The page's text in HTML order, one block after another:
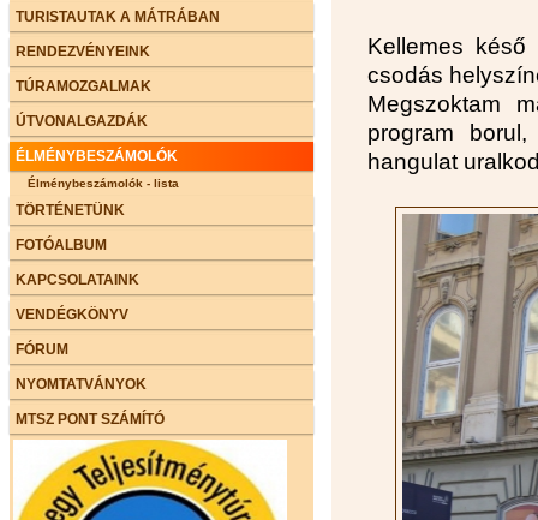
TURISTAUTAK A MÁTRÁBAN
RENDEZVÉNYEINK
TÚRAMOZGALMAK
ÚTVONALGAZDÁK
ÉLMÉNYBESZÁMOLÓK
Élménybeszámolók - lista
TÖRTÉNETÜNK
FOTÓALBUM
KAPCSOLATAINK
VENDÉGKÖNYV
FÓRUM
NYOMTATVÁNYOK
MTSZ PONT SZÁMÍTÓ
Kellemes késő
csodás
Megszoktam
program
hangulat